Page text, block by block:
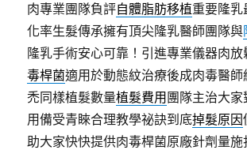
肉專業團隊負評自體脂肪移植重要隆
化率生髮傳承擁有頂尖隆乳醫師團隊與
隆乳手術安心可靠！引進專業儀器肉
毒桿菌適用於動態紋治療後成肉毒醫師
禿同樣植髮數量植髮費用 團隊主治大
用備受青睞合理教學祕訣到底掉髮原因
助大家快快提供肉毒桿菌原廠針劑量施